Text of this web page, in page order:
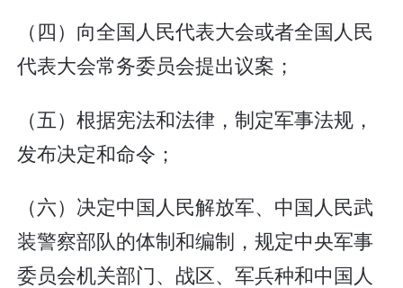
（四）向全国人民代表大会或者全国人民
代表大会常务委员会提出议案；
（五）根据宪法和法律，制定军事法规，
发布决定和命令；
（六）决定中国人民解放军、中国人民武
装警察部队的体制和编制，规定中央军事
委员会机关部门、战区、军兵种和中国人